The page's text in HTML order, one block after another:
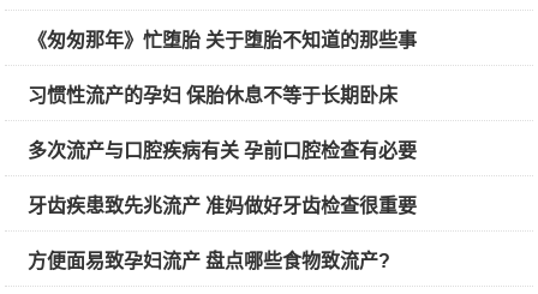
《匆匆那年》忙堕胎 关于堕胎不知道的那些事
习惯性流产的孕妇 保胎休息不等于长期卧床
多次流产与口腔疾病有关 孕前口腔检查有必要
牙齿疾患致先兆流产 准妈做好牙齿检查很重要
方便面易致孕妇流产 盘点哪些食物致流产?